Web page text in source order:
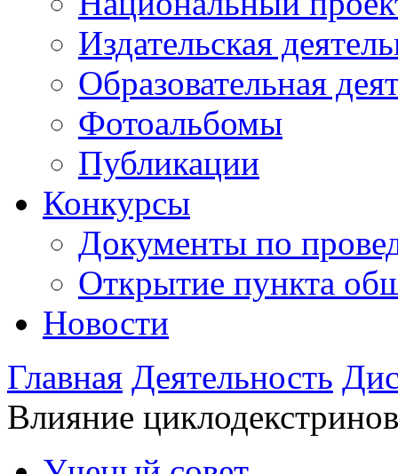
Издательская
Образовательная
Фотоальбомы
Публикации
Конкурсы
Документы по
Открытие пункта
Новости
Главная Деятельность
Влияние